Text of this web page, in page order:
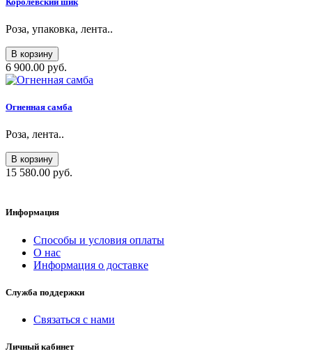
Роза, упаковка, лента..
В корзину
6 900.00 руб.
Огненная самба
Роза, лента..
В корзину
15 580.00 руб.
Информация
Способы и условия оплаты
О нас
Информация о доставке
Служба поддержки
Связаться с нами
Личный кабинет